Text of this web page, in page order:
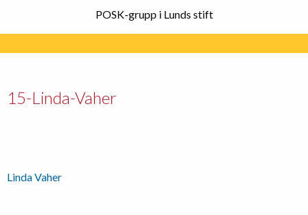
POSK-grupp i Lunds stift
15-Linda-Vaher
Inläggsnavigering
Linda Vaher